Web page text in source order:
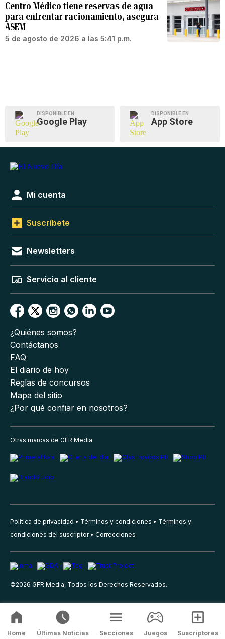
Centro Médico tiene reservas de agua
para enfrentar racionamiento, asegura
ASEM
5 de agosto de 2026 a las 5:41 p.m.
DISPONIBLE EN
Google Play
DISPONIBLE EN
App Store
Mi cuenta
Suscríbete
Newsletters
Servicio al cliente
¿Quiénes somos?
Contáctanos
FAQ
El diario de hoy
Reglas de concursos
Mapa del sitio
¿Por qué confiar en nosotros?
Otras marcas de GFR Media
Política de privacidad Términos y condiciones
Términos y
condiciones del suscriptor
Correcciones
©2026 GFR Media, Todos los Derechos Reservados.
Home Últimas Noticias Secciones Juegos Suscriptores